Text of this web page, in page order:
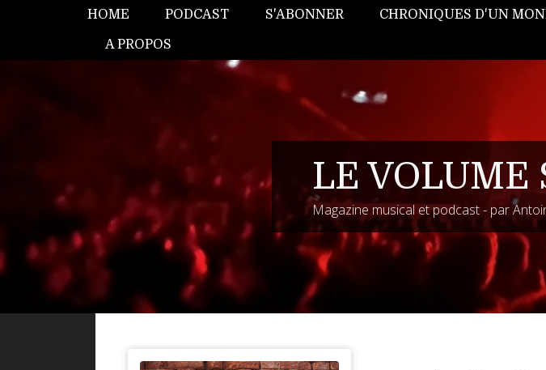
HOME PODCAST S'ABONNER CHRONIQUES D'UN
A PROPOS
LE VOLUME
Magazine musical et podcast - par